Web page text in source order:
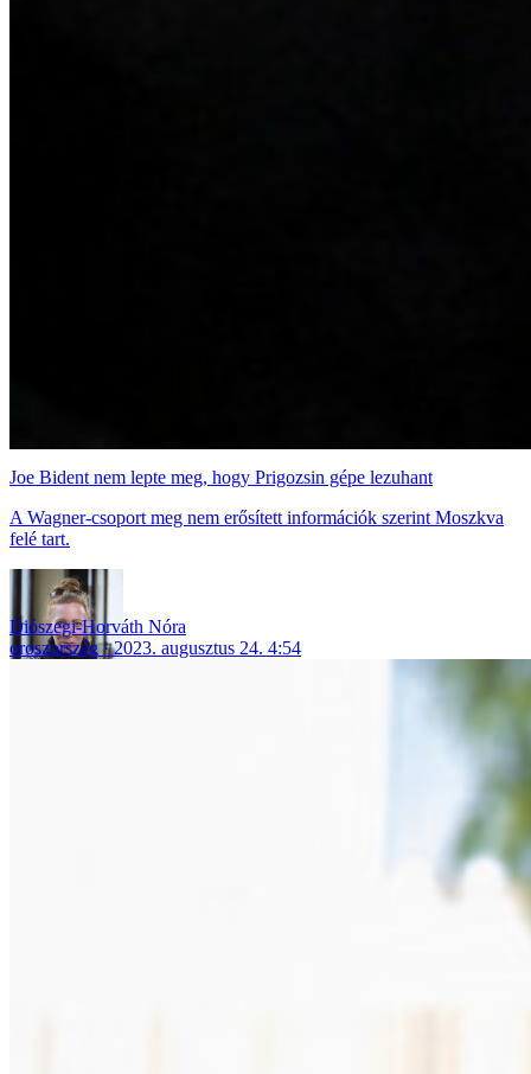
Joe Bident nem lepte meg, hogy Prigozsin gépe lezuhant
A Wagner-csoport meg nem erősített információk szerint Moszkva
felé tart.
Diószegi-Horváth Nóra
oroszország
2023. augusztus 24. 4:54